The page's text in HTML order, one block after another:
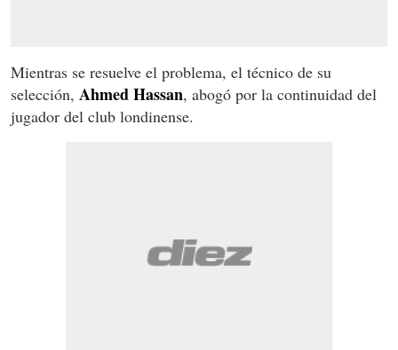
Mientras se resuelve el problema, el técnico de su
selección, Ahmed Hassan, abogó por la continuidad del
jugador del club londinense.